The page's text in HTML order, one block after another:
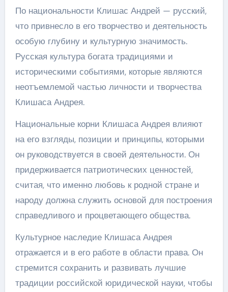
По национальности Клишас Андрей — русский,
что привнесло в его творчество и деятельность
особую глубину и культурную значимость.
Русская культура богата традициями и
историческими событиями, которые являются
неотъемлемой частью личности и творчества
Клишаса Андрея.
Национальные корни Клишаса Андрея влияют
на его взгляды, позиции и принципы, которыми
он руководствуется в своей деятельности. Он
придерживается патриотических ценностей,
считая, что именно любовь к родной стране и
народу должна служить основой для построения
справедливого и процветающего общества.
Культурное наследие Клишаса Андрея
отражается и в его работе в области права. Он
стремится сохранить и развивать лучшие
традиции российской юридической науки, чтобы